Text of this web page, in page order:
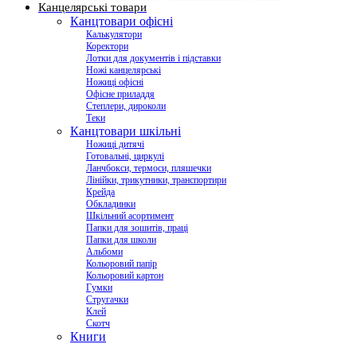
Канцелярські товари
Канцтовари офісні
Калькулятори
Коректори
Лотки для документів і підставки
Ножі канцелярські
Ножиці офісні
Офісне приладдя
Степлери, дироколи
Теки
Канцтовари шкільні
Ножиці дитячі
Готовальні, циркулі
Ланчбокси, термоси, пляшечки
Лінійки, трикутники, транспортири
Крейда
Обкладинки
Шкільний асортимент
Папки для зошитів, праці
Папки для школи
Альбоми
Кольоровий папір
Кольоровий картон
Гумки
Стругачки
Клей
Скотч
Книги